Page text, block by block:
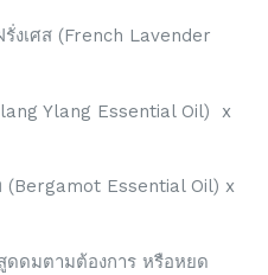
งเศส (French Lavender
Ylang Essential Oil) x
(Bergamot Essential Oil) x
ดดมตามต้องการ หรือหยด